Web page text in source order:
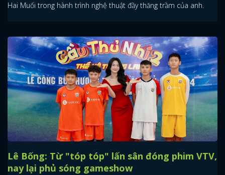
Hai Muối trong hành trình nghệ thuật đầy thăng trầm của anh.
Lê Bống: Từ "tóp tóp" lấn sân đóng phim VTV,
nay lại phủ sóng gameshow